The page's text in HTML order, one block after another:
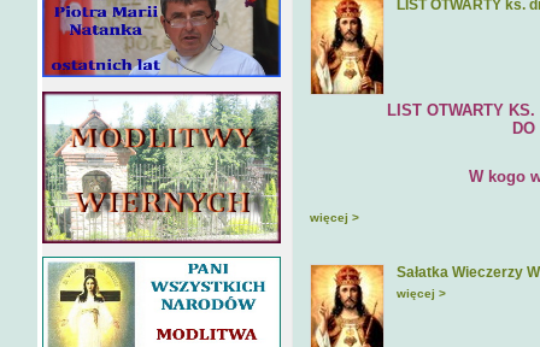
LIST OTWARTY ks.
LIST OTWARTY KS. DR
DO
W kogo
więcej >
Sałatka Wieczerzy
więcej >